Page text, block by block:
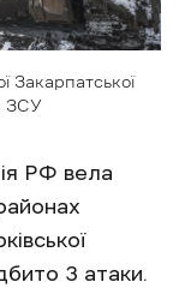
Закарпатської
ЗСУ
РФ вела
3 атаки.